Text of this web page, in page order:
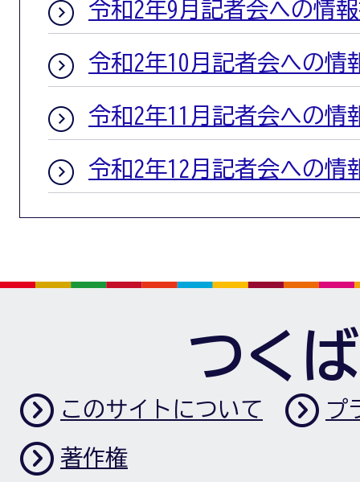
令和2年9月記者会への情
令和2年10月記者会への情
令和2年11月記者会への情
令和2年12月記者会への情
つく
このサイトについて プ
著作権